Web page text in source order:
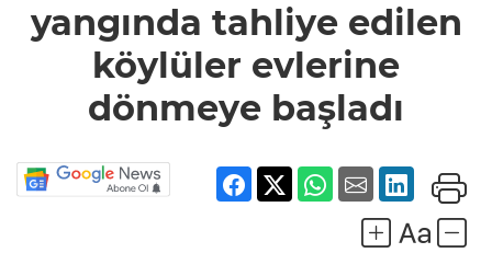
köylüler
evlerine
başladı
yangında tahliye edilen
köylüler evlerine
dönmeye başladı